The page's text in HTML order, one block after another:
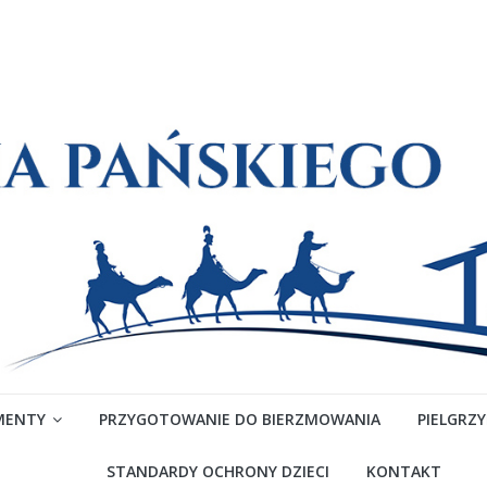
PRZYGOTOWANIE DO BIERZMOWANIA
STANDARDY OCHRONY DZIECI KONTAKT